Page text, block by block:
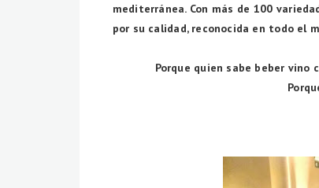
mediterránea. Con más de 100
por su calidad, reconocida en todo el
Porque quien sabe beber vino